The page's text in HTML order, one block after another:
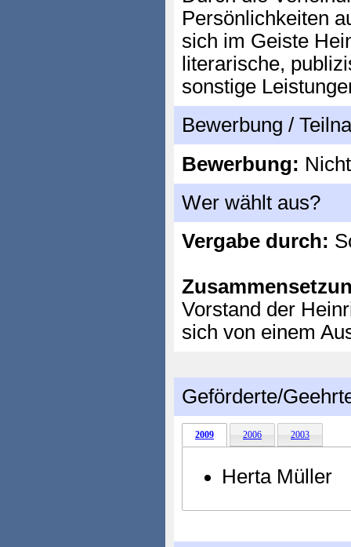
Persönlichkeiten
sich im Geiste
literarische,
sonstige
Bewerbung /
Bewerbung:
Wer wählt aus?
Vergabe durch:
Vorstand der
sich von einem
Geförderte/
2009 2006 2003
Herta Müller